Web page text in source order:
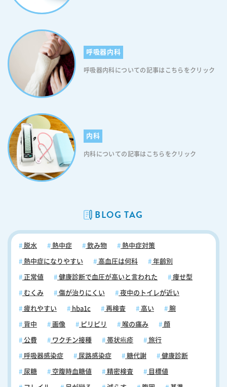
説します。 【フルミスト点鼻液(生ワクチン)の接種は痛くない｜副反応
1】鼻炎症状 最も一般的な副反応は鼻炎症状です。接種後3〜7日以内
鼻腔内への直接的な刺激が原因と考えられ、特に若年層で多く見られま
す。ただし、通常は軽度で一時的なものです。 【フルミスト点鼻液(生
ワクチン)の接種は痛くない｜副反応2】感冒様症状 次に多いのが感冒様
症状です。喉の痛み、咳、軽度の発熱など、風邪に似た症状が現れるこ
とがあります。これは免疫系の反応によるもので、一般的には数日で改
善します。なお、これらの症状が出た場合は、十分な休息と水分補給が
多くの場合、軽度なため鎮痛剤で対応可能です。 【フルミスト点鼻液
(生ワクチン)の接種は痛くない｜副反応4】その他の症状 その他には、
咽頭痛が5〜10%、発熱が約10%の方に見られることがあります。ただ
し、これらも通常は軽度で短期間のものです。 副反応のほとんどは一時
的で、数日以内に自然に解消します。しかし、症状が長引いたり重篤化
したりする場合は、速やかに医師の診察を受けることをお勧めします。
ンザワクチン接種)は多くの人にとって安全で効果的なワクチンですが、
発作を起こした方 ③ 妊娠中の女性（ただし、授乳中は接種可能とされ
ています） ④ 重度の免疫不全患者、およびその家族や介護者 ⑤ アス
ー、ゲンタマイシンやアルギニンにアレルギーがある方 ＜注意が必要な
方＞ ① 心臓病、重度の呼吸器疾患、肝臓病、糖尿病、貧血、神経疾患
る方 ③ 血液疾患、腎機能障害のある方 ④ 接種当日に鼻炎症状が顕著
な方（ワクチンの効果が減弱する可能性があるため） これらの条件に該
反応（アナフィラキシーショックやギランバレー症候群など）が報告さ
れていることにも留意してください。 フルミスト点鼻液を安全に接種す
呼吸器内科
呼吸器内科についての記事はこちらをクリック
内科
内科についての記事はこちらをクリック
BLOG TAG
脱水 熱中症 飲み物 熱中症対策
熱中症になりやすい 高血圧は何科 年齢別
正常値 健康診断で血圧が高いと言われた 痩せ型
むくみ 傷が治りにくい 夜中のトイレが近い
疲れやすい hba1c 再検査 高い 腕
背中 画像 ピリピリ 喉の痛み 顔
公費 ワクチン接種 帯状疱疹 旅行
呼吸器感染症 尿路感染症 糖代謝 健康診断
尿糖 空腹時血糖値 精密検査 目標値